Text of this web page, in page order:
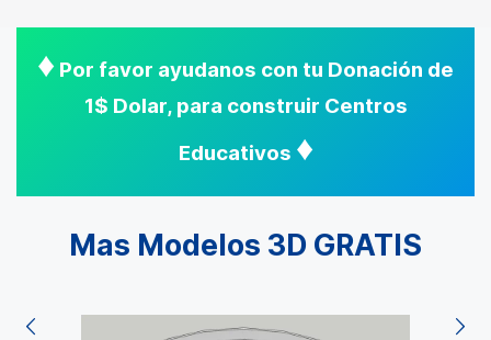
♦ Por favor ayudanos con tu Donación de
1$ Dolar, para construir Centros
Educativos ♦
Mas Modelos 3D GRATIS